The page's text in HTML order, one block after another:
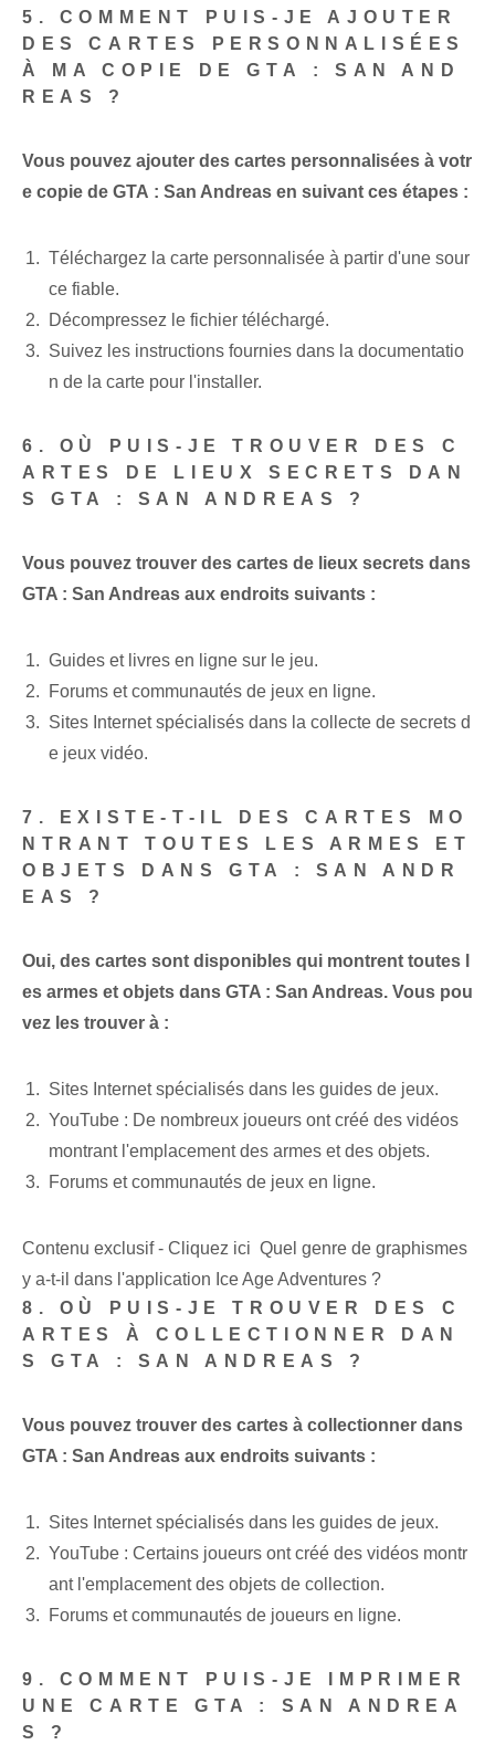
5. COMMENT PUIS-JE AJOUTER
DES CARTES PERSONNALISÉES
À MA COPIE DE GTA : SAN AND
REAS ?
Vous pouvez ajouter des cartes personnalisées à votr
e copie de GTA : San Andreas en suivant ces étapes :
Téléchargez la carte personnalisée à partir d'une sour
ce fiable.
Décompressez le fichier téléchargé.
Suivez les instructions fournies dans la documentatio
n de la carte pour l'installer.
6. OÙ PUIS-JE TROUVER DES C
ARTES DE LIEUX SECRETS DAN
S GTA : SAN ANDREAS ?
Vous pouvez trouver des cartes de lieux secrets dans
GTA : San Andreas aux endroits suivants :
Guides et livres en ligne sur le jeu.
Forums et communautés de jeux en ligne.
Sites Internet spécialisés dans la collecte de secrets d
e jeux vidéo.
7. EXISTE-T-IL DES CARTES MO
NTRANT TOUTES LES ARMES ET
OBJETS DANS GTA : SAN ANDR
EAS ?
Oui, des cartes sont disponibles qui montrent toutes l
es armes et objets dans GTA : San Andreas. Vous pou
vez les trouver à :
Sites Internet spécialisés dans les guides de jeux.
YouTube : De nombreux joueurs ont créé des vidéos
montrant l'emplacement des armes et des objets.
Forums et communautés de jeux en ligne.
Contenu exclusif - Cliquez ici Quel genre de graphismes
y a-t-il dans l'application Ice Age Adventures ?
8.‌ OÙ PUIS-JE TROUVER DES C
ARTES À COLLECTIONNER DAN
S GTA : SAN ANDREAS ?
Vous pouvez trouver des cartes à collectionner dans
GTA : San Andreas aux endroits suivants :
Sites Internet spécialisés dans les guides de jeux.
YouTube : Certains joueurs ont créé des vidéos montr
ant l'emplacement des objets de collection.
Forums et communautés de joueurs en ligne.
9. COMMENT PUIS-JE IMPRIMER
UNE CARTE GTA : SAN ANDREA
S ?